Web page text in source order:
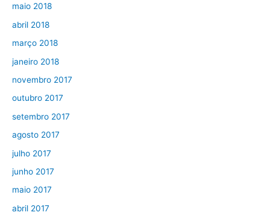
maio 2018
abril 2018
março 2018
janeiro 2018
novembro 2017
outubro 2017
setembro 2017
agosto 2017
julho 2017
junho 2017
maio 2017
abril 2017